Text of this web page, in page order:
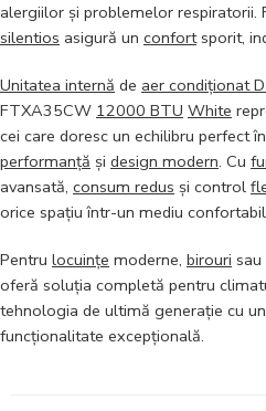
alergiilor și problemelor respiratorii.
silentios asigură un confortsporit,
Unitatea internă de aer condiționat
FTXA35CW 12000 BTU White
cei care doresc un echilibru perfect
performanță și design modern. Cu
avansată, consum redus și control
orice spațiu într-un mediu
Pentru locuințe moderne, birouri
oferă soluția completă pentru
tehnologia de ultimă generație cu
funcționalitate excepțională.